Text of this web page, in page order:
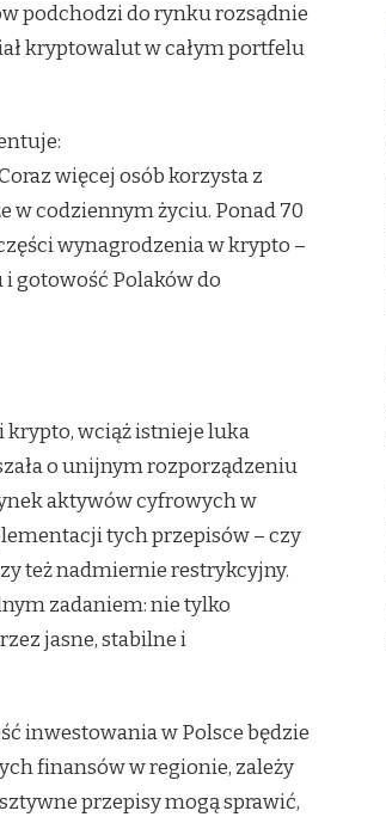
podchodzi do rynku rozsądnie
kryptowalut w całym portfelu
więcej osób korzysta z
w codziennym życiu. Ponad 70
wynagrodzenia w krypto –
gotowość Polaków do
krypto, wciąż istnieje luka
o unijnym rozporządzeniu
aktywów cyfrowych w
tych przepisów – czy
też nadmiernie restrykcyjny.
zadaniem: nie tylko
jasne, stabilne i
inwestowania w Polsce będzie
finansów w regionie, zależy
przepisy mogą sprawić,